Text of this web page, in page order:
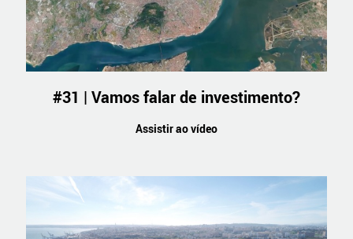
#31 | Vamos falar de investimento?
Assistir ao vídeo